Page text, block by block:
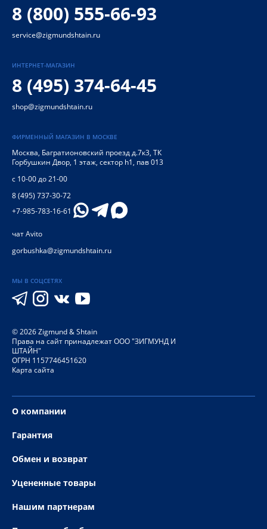
8 (800) 555-66-93
service@zigmundshtain.ru
ИНТЕРНЕТ-МАГАЗИН
8 (495) 374-64-45
shop@zigmundshtain.ru
ФИРМЕННЫЙ МАГАЗИН В МОСКВЕ
Москва, Багратионовский проезд д.7к3, ТК
Горбушкин Двор, 1 этаж, сектор h1, пав 013
с 10-00 до 21-00
8 (495) 737-30-72
+7-985-783-16-61
чат Avito
gorbushka@zigmundshtain.ru
МЫ В СОЦСЕТЯХ
©2026Zigmund & Shtain
Права на сайт принадлежат ООО "ЗИГМУНД И
ШТАЙН"
ОГРН 1157746451620
Карта сайта
О компании
Гарантия
Обмен и возврат
Уцененные товары
Нашим партнерам